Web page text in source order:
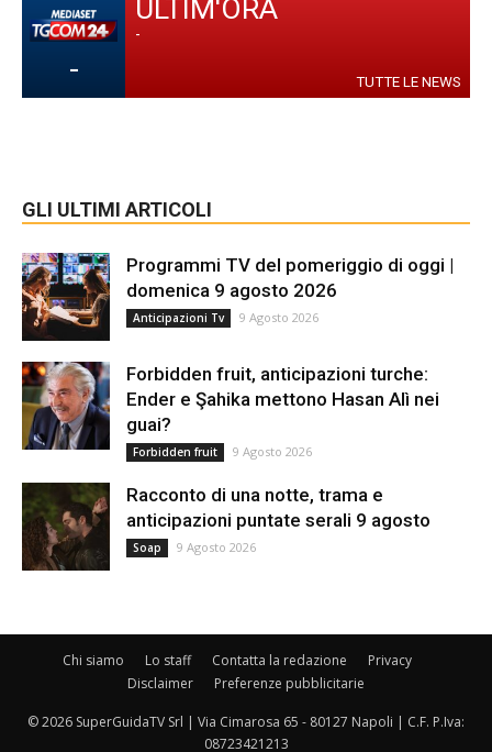
-
ULTIM'ORA
-
TUTTE LE NEWS
GLI ULTIMI ARTICOLI
Programmi TV del pomeriggio di oggi |
domenica 9 agosto 2026
Anticipazioni Tv 9 Agosto 2026
Forbidden fruit, anticipazioni turche:
Ender e Şahika mettono Hasan Alì nei
guai?
Forbidden fruit 9 Agosto 2026
Racconto di una notte, trama e
anticipazioni puntate serali 9 agosto
Soap 9 Agosto 2026
Chi siamo Lo staff Contatta la redazione
Privacy
Disclaimer
Preferenze pubblicitarie
© 2026 SuperGuidaTV Srl | Via Cimarosa 65 - 80127 Napoli | C.F. P.Iva:
08723421213